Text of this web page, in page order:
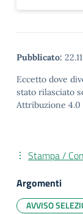
Pubblicato:
Eccetto dove
stato rilasciato
Attribuzione 4.0
Stampa /
Argomenti
AVVISO